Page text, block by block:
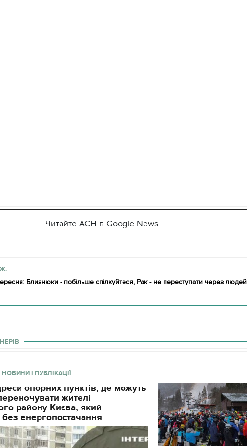
Читайте АСН в Google News
Близнюки - побільше спілкуйтеся, Рак - не переступати через людей
І ПУБЛІКАЦІЇ
опорних пунктів, де можуть
переночувати жителі
району Києва, який
енергопостачання